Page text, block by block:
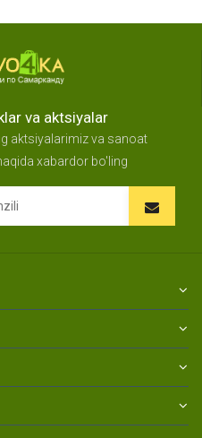
va aktsiyalar
aktsiyalarimiz va sanoat
xabardor bo'ling